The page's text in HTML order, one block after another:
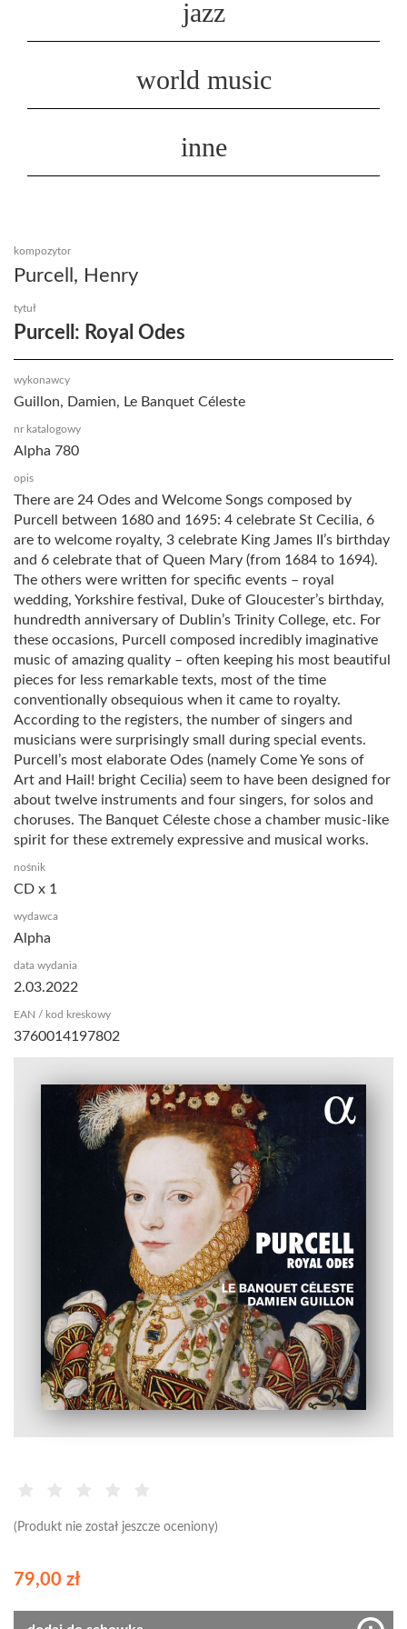
jazz
world music
inne
(Produkt nie został jeszcze oceniony)
kompozytor
Purcell, Henry
tytuł
Purcell: Royal Odes
wykonawcy
Guillon, Damien, Le Banquet Céleste
nr katalogowy
Alpha 780
opis
There are 24 Odes and Welcome Songs composed by
Purcell between 1680 and 1695: 4 celebrate St Cecilia, 6
are to welcome royalty, 3 celebrate King James II’s birthday
and 6 celebrate that of Queen Mary (from 1684 to 1694).
The others were written for specific events – royal
wedding, Yorkshire festival, Duke of Gloucester’s birthday,
hundredth anniversary of Dublin’s Trinity College, etc. For
these occasions, Purcell composed incredibly imaginative
music of amazing quality – often keeping his most beautiful
pieces for less remarkable texts, most of the time
conventionally obsequious when it came to royalty.
According to the registers, the number of singers and
musicians were surprisingly small during special events.
Purcell’s most elaborate Odes (namely Come Ye sons of
Art and Hail! bright Cecilia) seem to have been designed for
about twelve instruments and four singers, for solos and
choruses. The Banquet Céleste chose a chamber music-like
spirit for these extremely expressive and musical works.
nośnik
CD x 1
wydawca
Alpha
data wydania
2.03.2022
EAN / kod kreskowy
3760014197802
79,00 zł